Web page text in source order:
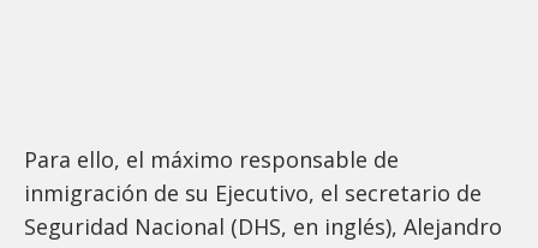
Para ello, el máximo responsable de
inmigración de su Ejecutivo, el secretario de
Seguridad Nacional (DHS, en inglés), Alejandro